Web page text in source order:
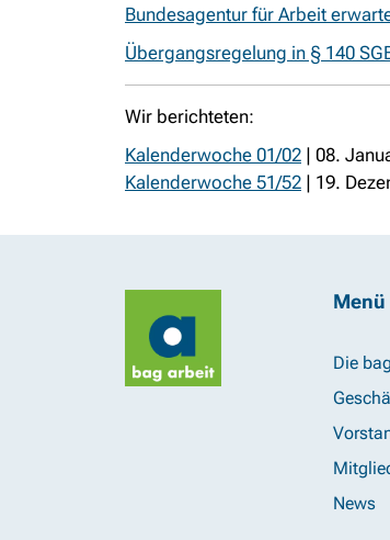
Bundesagentur für Arbeit
Übergangsregelung in § 140
Wir berichteten:
Kalenderwoche 01/02 | 08.
Kalenderwoche 51/52 | 19.
Menü
Die bag
News